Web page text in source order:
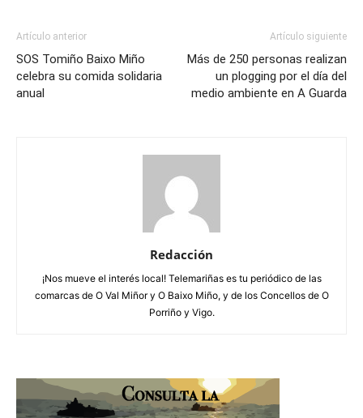
Artículo anterior
SOS Tomiño Baixo Miño
celebra su comida solidaria
anual
Artículo siguiente
Más de 250 personas realizan
un plogging por el día del
medio ambiente en A Guarda
Redacción
¡Nos mueve el interés local! Telemariñas es tu periódico de las
comarcas de O Val Miñor y O Baixo Miño, y de los Concellos de O
Porriño y Vigo.